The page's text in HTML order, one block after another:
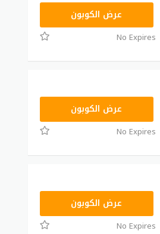
RRF24عرض الكوبون
No Expires
RRF24عرض الكوبون
No Expires
RRF24عرض الكوبون
No Expires